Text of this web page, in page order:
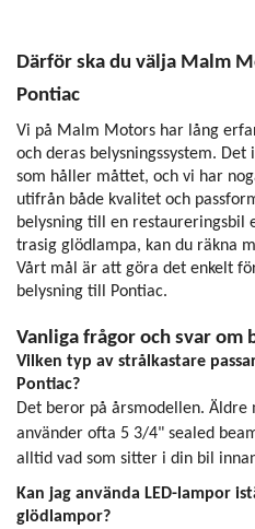
Därför ska du välja Malm
Pontiac
Vi på Malm Motors har lång
och deras belysningssystem.
som håller måttet, och vi har
utifrån både kvalitet och
belysning till en restaureringsbil
trasig glödlampa, kan du räkna
Vårt mål är att göra det enkelt
belysning till Pontiac.
Vanliga frågor och svar om
Vilken typ av strålkastare
Pontiac?
Det beror på årsmodellen.
använder ofta 5 3/4" sealed
alltid vad som sitter i din bil
Kan jag använda LED-lampor
glödlampor?